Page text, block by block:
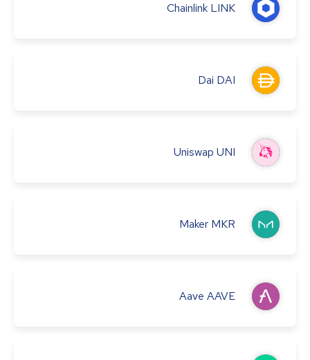
Chainlink LINK
Dai DAI
Uniswap UNI
Maker MKR
Aave AAVE